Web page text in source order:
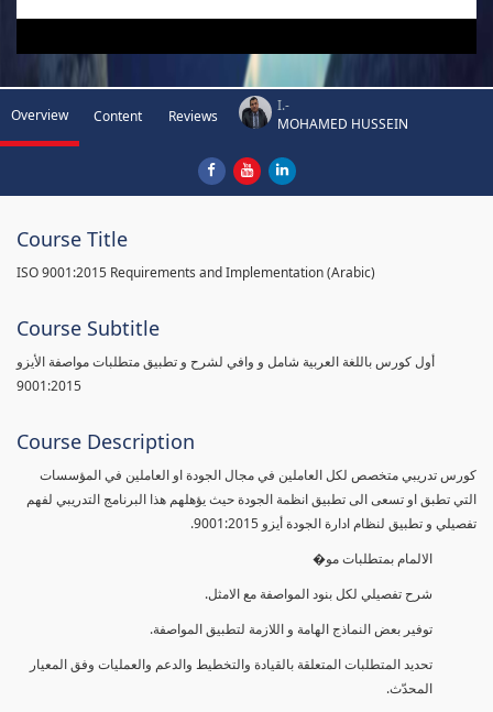
Overview Content Reviews
I.-
MOHAMED HUSSEIN
Course Title
ISO 9001:2015 Requirements and Implementation (Arabic)
Course Subtitle
أول كورس باللغة العربية شامل و وافي لشرح و تطبيق متطلبات مواصفة الأيزو
9001:2015
Course Description
كورس تدريبي متخصص لكل العاملين في مجال الجودة او العاملين في المؤسسات
التي تطبق او تسعى الى تطبيق انظمة الجودة حيث يؤهلهم هذا البرنامج التدريبي لفهم
تفصيلي و تطبيق لنظام ادارة الجودة أيزو 9001:2015.
الالمام بمتطلبات مو�
شرح تفصيلي لكل بنود المواصفة مع الامثل.
توفير بعض النماذج الهامة و اللازمة لتطبيق المواصفة.
تحديد المتطلبات المتعلقة بالقيادة والتخطيط والدعم والعمليات وفق المعيار
المحدّث.